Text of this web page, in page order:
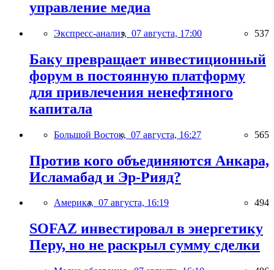
управление медиа
Экспресс-анализ, 07 августа, 17:00 537
Баку превращает инвестиционный
форум в постоянную платформу
для привлечения ненефтяного
капитала
Большой Восток, 07 августа, 16:27 565
Против кого объединяются Анкара,
Исламабад и Эр-Рияд?
Америка, 07 августа, 16:19 494
SOFAZ инвестировал в энергетику
Перу, но не раскрыл сумму сделки